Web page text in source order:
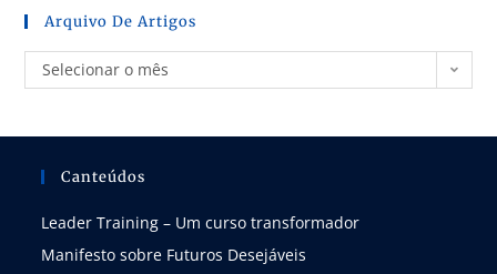
Arquivo De Artigos
Selecionar o mês
Canteúdos
Leader Training – Um curso transformador
Manifesto sobre Futuros Desejáveis